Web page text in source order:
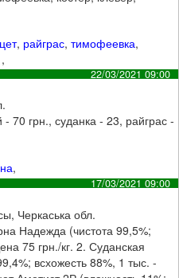
, райграс,тимофеевка,
,
22/03/2021 09:00
70 грн., суданка - 23, райграс -
,
17/03/2021 09:00
Черкаська обл.
Надежда (чистота 99,5%;
75 грн./кг. 2. Суданская
всхожесть 88%, 1 тыс. -